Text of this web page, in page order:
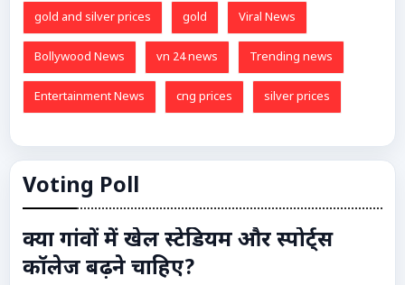
gold and silver prices gold Viral News
Bollywood News vn 24 news Trending news
Entertainment News cng prices silver prices
Voting Poll
क्या गांवों में खेल स्टेडियम और स्पोर्ट्स
कॉलेज बढ़ने चाहिए?